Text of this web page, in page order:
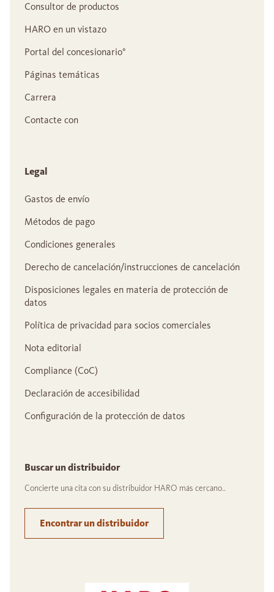
Consultor de productos
HARO en un vistazo
Portal del concesionario°
Páginas temáticas
Carrera
Contacte con
Legal
Gastos de envío
Métodos de pago
Condiciones generales
Derecho de cancelación/instrucciones de cancelación
Disposiciones legales en materia de protección de
datos
Política de privacidad para socios comerciales
Nota editorial
Compliance (CoC)
Declaración de accesibilidad
Configuración de la protección de datos
Buscar un distribuidor
Concierte una cita con su distribuidor HARO más cercano..
Encontrar un distribuidor